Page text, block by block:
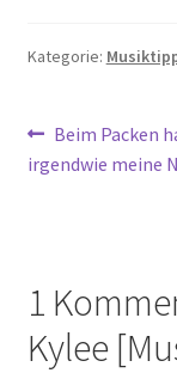
Kategorie:
Vorheriger
Beitrag:
Beim Packen
irgendwie meine
1
Kylee